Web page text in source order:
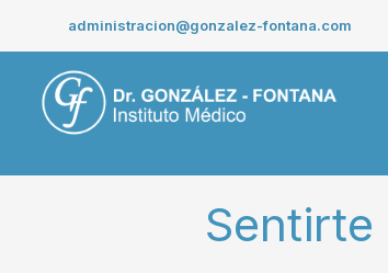
contenido
administracion@gonzalez-fontana.com
Sentirte